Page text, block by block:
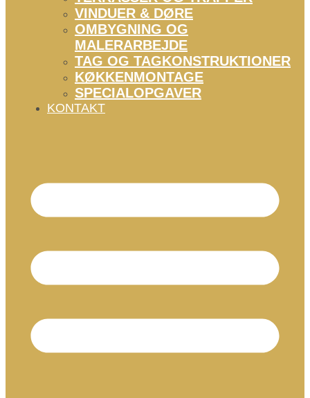
VINDUER & DØRE
OMBYGNING OG
MALERARBEJDE
TAG OG TAGKONSTRUKTIONER
KØKKENMONTAGE
SPECIALOPGAVER
KONTAKT